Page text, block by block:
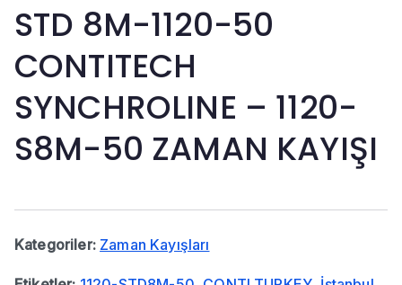
STD 8M-1120-50
CONTITECH
SYNCHROLINE – 1120-
S8M-50 ZAMAN KAYIŞI
Kategoriler: Zaman Kayışları